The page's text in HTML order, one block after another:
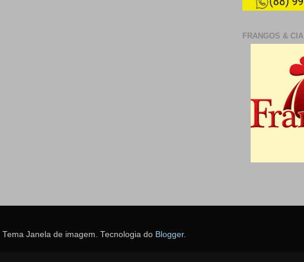
FRANGOS & CIA
Tema Janela de imagem. Tecnologia do Blogger.